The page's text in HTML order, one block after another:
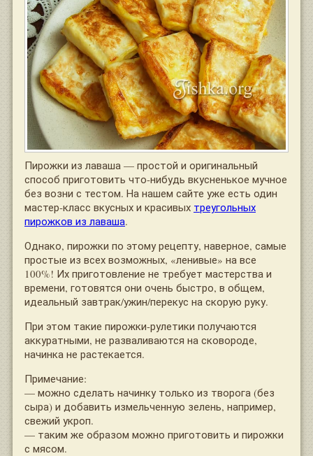
Пирожки из лаваша — простой и оригинальный
способ приготовить что-нибудь вкусненькое мучное
без возни с тестом. На нашем сайте уже есть один
мастер-класс вкусных и красивых треугольных
пирожков из лаваша.
Однако, пирожки по этому рецепту, наверное, самые
простые из всех возможных, «ленивые» на все
100%! Их приготовление не требует мастерства и
времени, готовятся они очень быстро, в общем,
идеальный завтрак/ужин/перекус на скорую руку.
При этом такие пирожки-рулетики получаются
аккуратными, не разваливаются на сковороде,
начинка не растекается.
Примечание:
— можно сделать начинку только из творога (без
сыра) и добавить измельченную зелень, например,
свежий укроп.
— таким же образом можно приготовить и пирожки
с мясом.